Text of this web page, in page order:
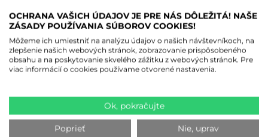
nebezpečnými materiálmi.
ZEBRA MC9300 VS. MC9400
Procesor: 8-jadrový procesor Qualcomm 4490 2,4 GHz má
výrazne (dvaapolkrát) vyšší výkon ako jeho predchodca, takže
spracovanie dát a rýchlosť spustených aplikácií sa výrazne zrýchli.
porovnaní s MC9300 sa systémová pamäť zväčšila o 50 % a
štvornásobne sa zväčšila veľkosť Flash pamäte slúžiacej ako
zálohovacie úložisko, ktorú je možné v prípade potreby
používateľa rozšíriť aj o osemnásobne výkonnejšiu micro SD
OCHRANA VAŠICH ÚDAJOV JE PRE NÁS DÔLEŽITÁ! NAŠE
ZÁSADY POUŽÍVANIA SÚBOROV COOKIES!
Môžeme ich umiestniť na analýzu údajov o našich návštevníkoch, na
zlepšenie našich webových stránok, zobrazovanie prispôsobeného
obsahu a na poskytovanie skvelého zážitku z webových stránok. Pre
viac informácií o cookies používame otvorené nastavenia.
Ok, pokračujte
Poprieť Nie, uprav